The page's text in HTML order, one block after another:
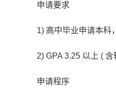
申请要求
1) 高中毕业申请本科
2) GPA 3.25 以上 (
申请程序